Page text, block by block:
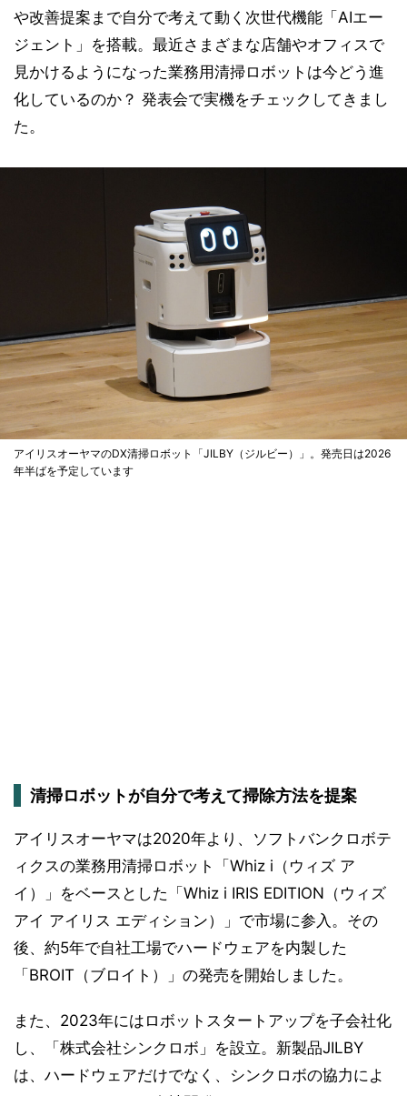
や改善提案まで自分で考えて動く次世代機能「AIエー
ジェント」を搭載。最近さまざまな店舗やオフィスで
見かけるようになった業務用清掃ロボットは今どう進
化しているのか？ 発表会で実機をチェックしてきまし
た。
アイリスオーヤマのDX清掃ロボット「JILBY（ジルビー）」。発売日は2026
年半ばを予定しています
清掃ロボットが自分で考えて掃除方法を提案
アイリスオーヤマは2020年より、ソフトバンクロボテ
ィクスの業務用清掃ロボット「Whiz i（ウィズ ア
イ）」をベースとした「Whiz i IRIS EDITION（ウィズ
アイ アイリス エディション）」で市場に参入。その
後、約5年で自社工場でハードウェアを内製した
「BROIT（ブロイト）」の発売を開始しました。
また、2023年にはロボットスタートアップを子会社化
し、「株式会社シンクロボ」を設立。新製品JILBY
は、ハードウェアだけでなく、シンクロボの協力によ